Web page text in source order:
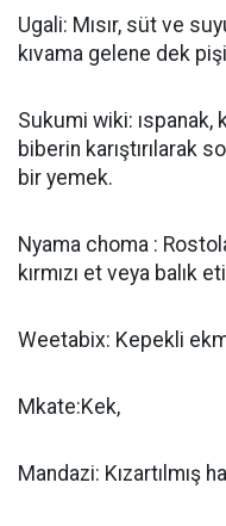
Ugali: Mısır, süt ve
kıvama gelene dek
Sukumi wiki: ıspanak,
biberin karıştırılarak
bir yemek.
Nyama choma :
kırmızı et veya balık
Weetabix: Kepekli
Mkate:Kek,
Mandazi: Kızartılmış